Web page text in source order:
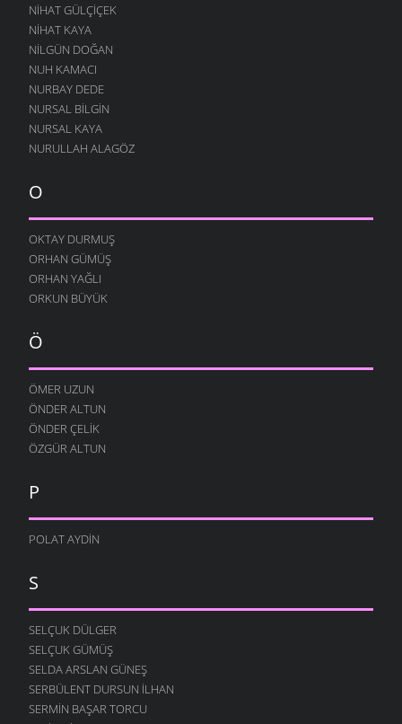
NIHAT GÜLÇIÇEK
NIHAT KAYA
NILGÜN DOĞAN
NUH KAMACI
NURBAY DEDE
NURSAL BILGIN
NURSAL KAYA
NURULLAH ALAGÖZ
O
OKTAY DURMUŞ
ORHAN GÜMÜŞ
ORHAN YAĞLI
ORKUN BÜYÜK
Ö
ÖMER UZUN
ÖNDER ALTUN
ÖNDER ÇELIK
ÖZGÜR ALTUN
P
POLAT AYDIN
S
SELÇUK DÜLGER
SELÇUK GÜMÜŞ
SELDA ARSLAN GÜNEŞ
SERBÜLENT DURSUN İLHAN
SERMIN BAŞAR TORCU